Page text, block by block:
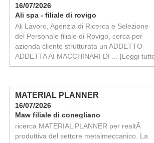
16/07/2026
Ali spa - filiale di rovigo
Ali Lavoro, Agenzia di Ricerca e Selezione
del Personale filiale di Rovigo, cerca per
azienda cliente strutturata un ADDETTO-
ADDETTA AI MACCHINARI DI ... [Leggi
MATERIAL PLANNER
16/07/2026
Maw filiale di conegliano
ricerca MATERIAL PLANNER per realtÃ
produttiva del settore metalmeccanico. La